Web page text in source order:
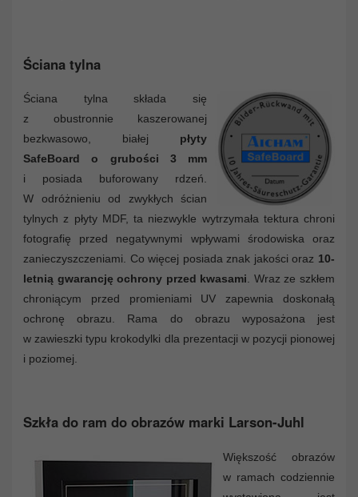
Ściana tylna
Ściana tylna składa się
z obustronnie kaszerowanej
bezkwasowo, białej płyty
SafeBoard o grubości 3 mm
i posiada buforowany rdzeń.
W odróżnieniu od zwykłych ścian
tylnych z płyty MDF, ta niezwykle wytrzymała tektura chroni
fotografię przed negatywnymi wpływami środowiska oraz
zanieczyszczeniami. Co więcej posiada znak jakości oraz 10-
letnią gwarancję ochrony przed kwasami. Wraz ze szkłem
chroniącym przed promieniami UV zapewnia doskonałą
ochronę obrazu. Rama do obrazu wyposażona jest
w zawieszki typu krokodylki dla prezentacji w pozycji pionowej
i poziomej.
Szkła do ram do obrazów marki Larson-Juhl
Większość obrazów
w ramach codziennie